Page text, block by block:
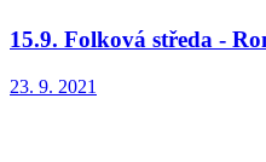
15.9. Folková středa -
23. 9. 2021